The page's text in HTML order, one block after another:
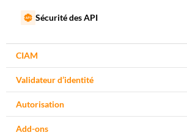
Sécurité des API
CIAM
Single sign-on (SSO)
Validateur d’identité
Vérification d’identité numérique
Autorisation
AuthZEN
Add-ons